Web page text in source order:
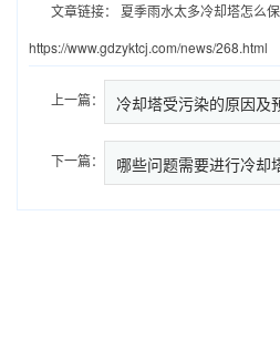
文章链接：
夏季雨水太多冷却塔怎么
https://www.gdzyktcj.com/news/268.html
上一篇：
下一篇：